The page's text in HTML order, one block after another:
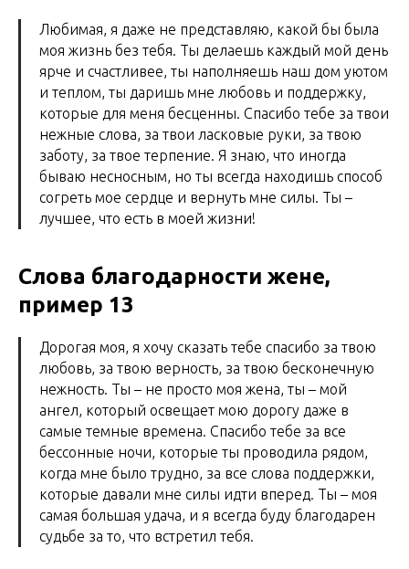
Любимая, я даже не представляю, какой бы была
моя жизнь без тебя. Ты делаешь каждый мой день
ярче и счастливее, ты наполняешь наш дом уютом
и теплом, ты даришь мне любовь и поддержку,
которые для меня бесценны. Спасибо тебе за твои
нежные слова, за твои ласковые руки, за твою
заботу, за твое терпение. Я знаю, что иногда
бываю несносным, но ты всегда находишь способ
согреть мое сердце и вернуть мне силы. Ты –
лучшее, что есть в моей жизни!
Слова благодарности жене,
пример 13
Дорогая моя, я хочу сказать тебе спасибо за твою
любовь, за твою верность, за твою бесконечную
нежность. Ты – не просто моя жена, ты – мой
ангел, который освещает мою дорогу даже в
самые темные времена. Спасибо тебе за все
бессонные ночи, которые ты проводила рядом,
когда мне было трудно, за все слова поддержки,
которые давали мне силы идти вперед. Ты – моя
самая большая удача, и я всегда буду благодарен
судьбе за то, что встретил тебя.